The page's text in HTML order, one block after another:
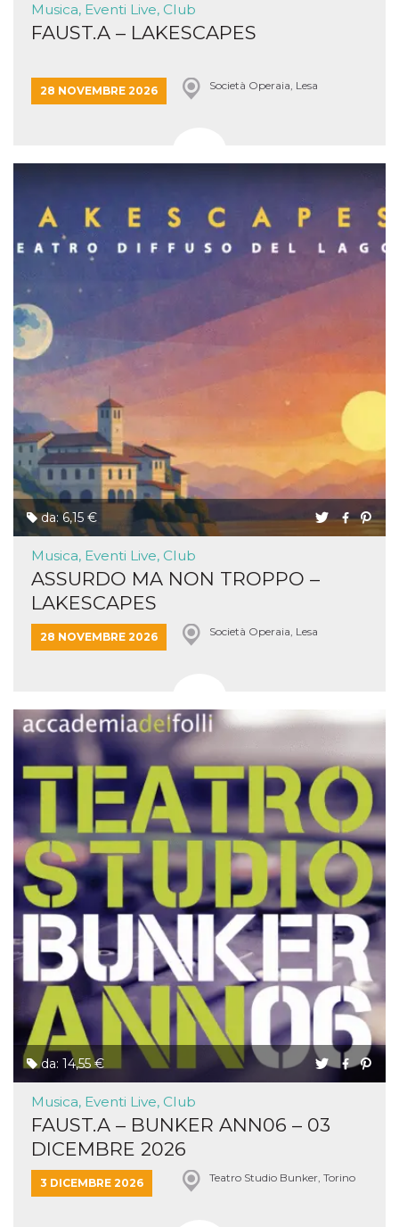
Musica, Eventi Live, Club
FAUST.A – LAKESCAPES
28 NOVEMBRE 2026 Società Operaia, Lesa
da: 6,15 €
Musica, Eventi Live, Club
ASSURDO MA NON TROPPO –
LAKESCAPES
28 NOVEMBRE 2026 Società Operaia, Lesa
da: 14,55 €
Musica, Eventi Live, Club
FAUST.A – BUNKER ANN06 – 03
DICEMBRE 2026
3 DICEMBRE 2026 Teatro Studio Bunker, Torino